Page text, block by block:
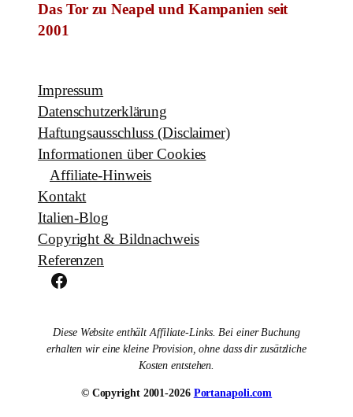
Das Tor zu Neapel und Kampanien seit
2001
Impressum
Datenschutzerklärung
Haftungsausschluss (Disclaimer)
Informationen über Cookies
Affiliate-Hinweis
Kontakt
Italien-Blog
Copyright & Bildnachweis
Referenzen
Facebook
Diese Website enthält Affiliate-Links. Bei einer Buchung
erhalten wir eine kleine Provision, ohne dass dir zusätzliche
Kosten entstehen.
© Copyright 2001-2026 Portanapoli.com